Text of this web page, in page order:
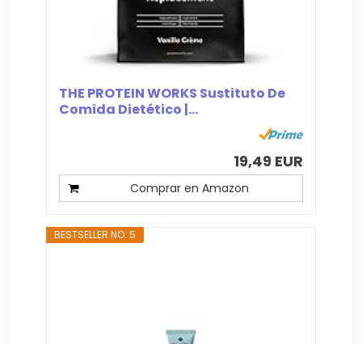
THE PROTEIN WORKS Sustituto De
Comida Dietético |...
19,49 EUR
Comprar en Amazon
BESTSELLER NO. 5